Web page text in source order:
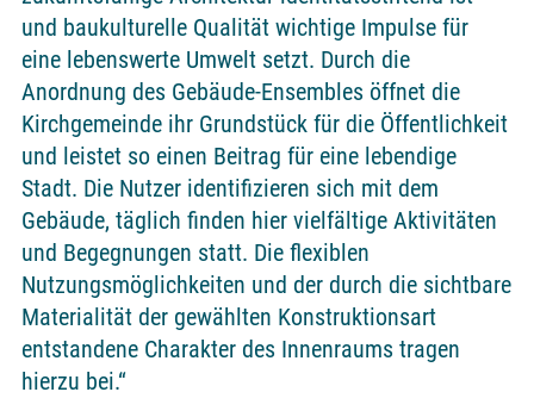
und baukulturelle Qualität wichtige Impulse für
eine lebenswerte Umwelt setzt. Durch die
Anordnung des Gebäude-Ensembles öffnet die
Kirchgemeinde ihr Grundstück für die Öffentlichkeit
und leistet so einen Beitrag für eine lebendige
Stadt. Die Nutzer identifizieren sich mit dem
Gebäude, täglich finden hier vielfältige Aktivitäten
und Begegnungen statt. Die flexiblen
Nutzungsmöglichkeiten und der durch die sichtbare
Materialität der gewählten Konstruktionsart
entstandene Charakter des Innenraums tragen
hierzu bei.“